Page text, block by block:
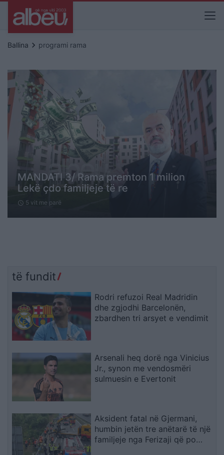
Ballina keyboard_arrow_right programi rama
MANDATI 3/ Rama premton 1 milion
Lekë çdo familjeje të re
schedule 5 vit me parë
të fundit
Rodri refuzoi Real Madridin
dhe zgjodhi Barcelonën,
zbardhen tri arsyet e vendimit
Arsenali heq dorë nga Vinicius
Jr., synon me vendosmëri
sulmuesin e Evertonit
Aksident fatal në Gjermani,
humbin jetën tre anëtarë të një
familjeje nga Ferizaji që po